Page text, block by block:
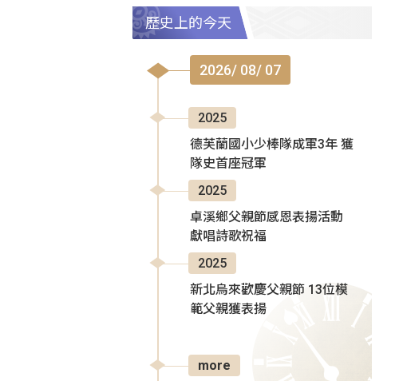
歷史上的今天
2026/ 08/ 07
2025
德芙蘭國小少棒隊成軍3年 獲
隊史首座冠軍
2025
卓溪鄉父親節感恩表揚活動
獻唱詩歌祝福
2025
新北烏來歡慶父親節 13位模
範父親獲表揚
more